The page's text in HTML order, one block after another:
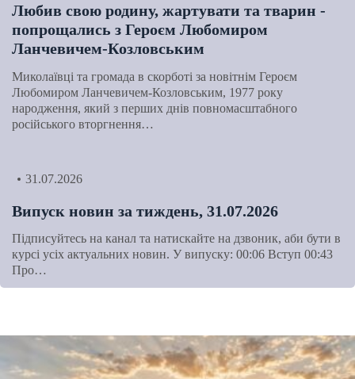
Любив свою родину, жартувати та тварин -
попрощались з Героєм Любомиром
Ланчевичем-Козловським
Миколаївці та громада в скорботі за новітнім Героєм
Любомиром Ланчевичем-Козловським, 1977 року
народження, який з перших днів повномасштабного
російського вторгнення…
31.07.2026
Випуск новин за тиждень, 31.07.2026
Підписуйтесь на канал та натискайте на дзвоник, аби бути в
курсі усіх актуальних новин. У випуску: 00:06 Вступ 00:43
Про…